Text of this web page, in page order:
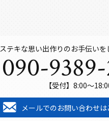
ステキな思い出作りのお手伝いを
090-
【受付】8:00～
メールでのお問い合わせは